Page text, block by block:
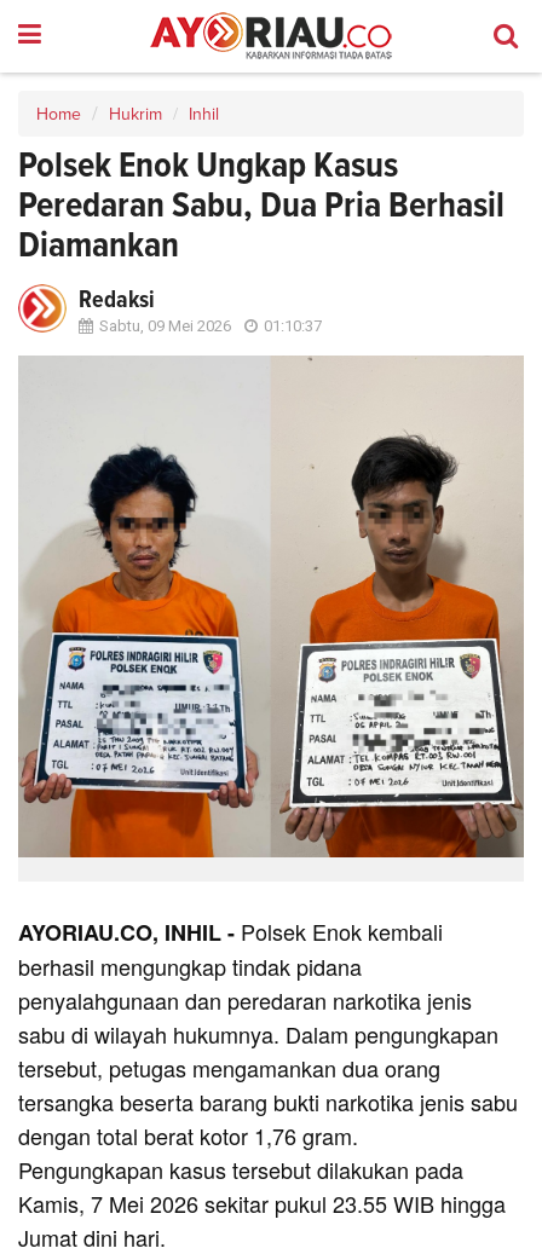
Home Hukrim Inhil
Polsek Enok Ungkap Kasus
Peredaran Sabu, Dua Pria Berhasil
Diamankan
Redaksi
Sabtu, 09 Mei 2026 01:10:37
AYORIAU.CO, INHIL - Polsek Enok kembali
berhasil mengungkap tindak pidana
penyalahgunaan dan peredaran narkotika jenis
sabu di wilayah hukumnya. Dalam pengungkapan
tersebut, petugas mengamankan dua orang
tersangka beserta barang bukti narkotika jenis sabu
dengan total berat kotor 1,76 gram.
Pengungkapan kasus tersebut dilakukan pada
Kamis, 7 Mei 2026 sekitar pukul 23.55 WIB hingga
Jumat dini hari.